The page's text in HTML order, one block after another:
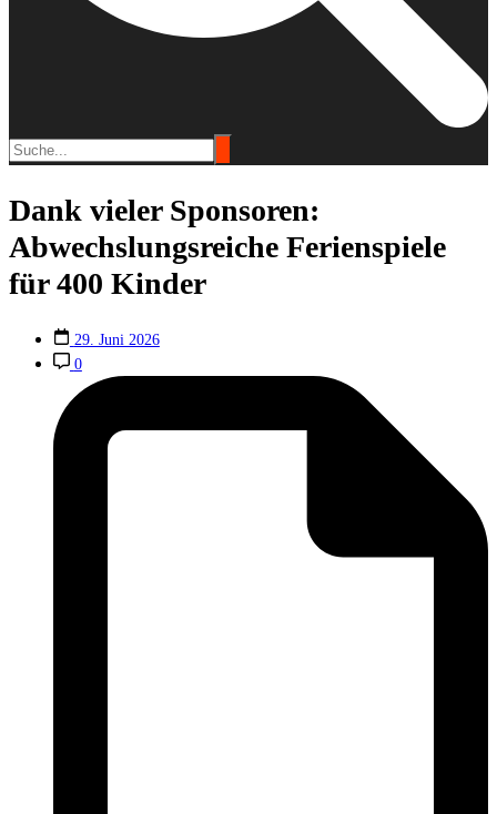
Dank vieler Sponsoren:
Abwechslungsreiche Ferienspiele
für 400 Kinder
29. Juni 2026
0